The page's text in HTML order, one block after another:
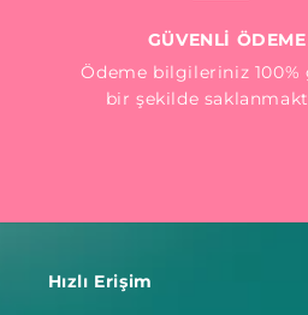
GÜVENLİ ÖDEME
Ödeme bilgileriniz 100%
bir şekilde
Hızlı Erişim